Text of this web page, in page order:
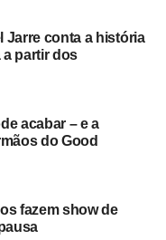
Jarre conta a história
partir dos
acabar – e a
do Good
fazem show de